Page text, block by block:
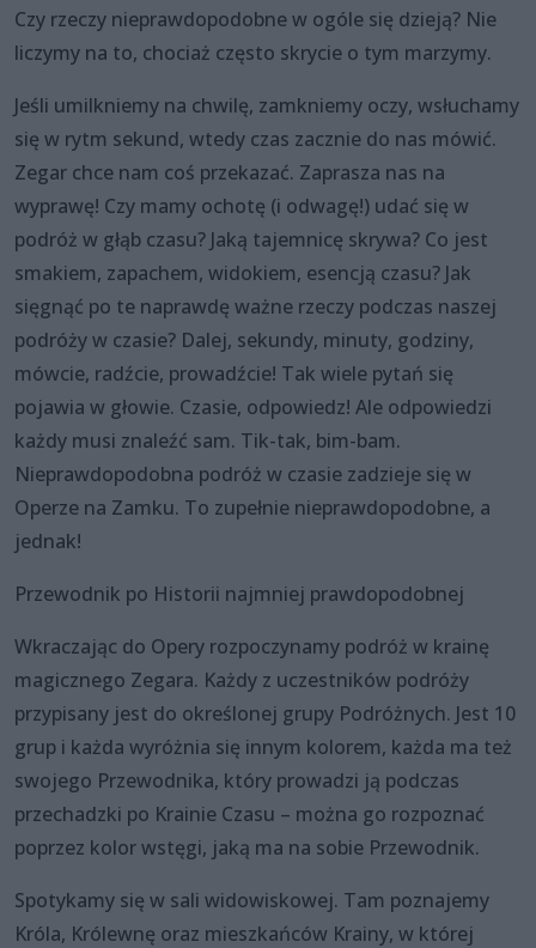
Czy rzeczy nieprawdopodobne w ogóle się dzieją? Nie
liczymy na to, chociaż często skrycie o tym marzymy.
Jeśli umilkniemy na chwilę, zamkniemy oczy, wsłuchamy
się w rytm sekund, wtedy czas zacznie do nas mówić.
Zegar chce nam coś przekazać. Zaprasza nas na
wyprawę! Czy mamy ochotę (i odwagę!) udać się w
podróż w głąb czasu? Jaką tajemnicę skrywa? Co jest
smakiem, zapachem, widokiem, esencją czasu? Jak
sięgnąć po te naprawdę ważne rzeczy podczas naszej
podróży w czasie? Dalej, sekundy, minuty, godziny,
mówcie, radźcie, prowadźcie! Tak wiele pytań się
pojawia w głowie. Czasie, odpowiedz! Ale odpowiedzi
każdy musi znaleźć sam. Tik-tak, bim-bam.
Nieprawdopodobna podróż w czasie zadzieje się w
Operze na Zamku. To zupełnie nieprawdopodobne, a
jednak!
Przewodnik po Historii najmniej prawdopodobnej
Wkraczając do Opery rozpoczynamy podróż w krainę
magicznego Zegara. Każdy z uczestników podróży
przypisany jest do określonej grupy Podróżnych. Jest 10
grup i każda wyróżnia się innym kolorem, każda ma też
swojego Przewodnika, który prowadzi ją podczas
przechadzki po Krainie Czasu – można go rozpoznać
poprzez kolor wstęgi, jaką ma na sobie Przewodnik.
Spotykamy się w sali widowiskowej. Tam poznajemy
Króla, Królewnę oraz mieszkańców Krainy, w której